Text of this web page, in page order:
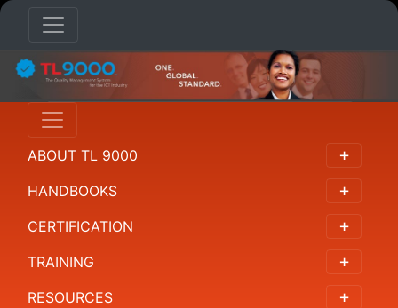
ABOUT TL 9000
HANDBOOKS
CERTIFICATION
TRAINING
RESOURCES
ABOUT
TL
9000
述
为
何